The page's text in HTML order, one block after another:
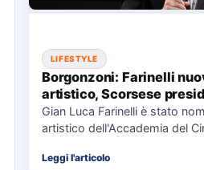
LIFESTYLE
Borgonzoni: Farinelli
artistico, Scorsese
Gian Luca Farinelli è stato
artistico dell'Accademia del
Leggi l'articolo